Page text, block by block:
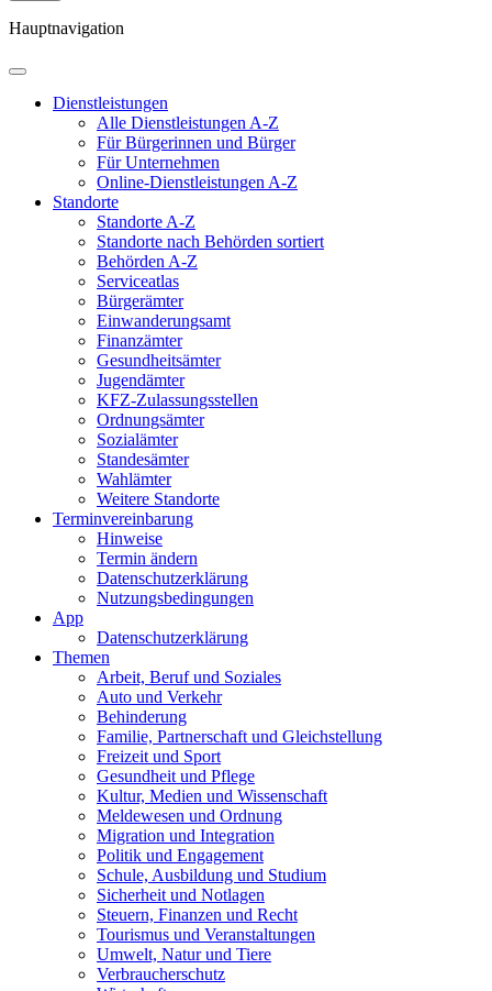
Hauptnavigation
Dienst­leistungen
Alle Dienstleistungen A-Z
Für Bürgerinnen und Bürger
Für Unternehmen
Online-Dienstleistungen A-Z
Standorte
Standorte A-Z
Standorte nach Behörden sortiert
Behörden A-Z
Serviceatlas
Bürgerämter
Einwanderungs­amt
Finanzämter
Gesundheits­ämter
Jugendämter
KFZ-Zulassungs­stellen
Ordnungsämter
Sozialämter
Standesämter
Wahlämter
Weitere Standorte
Termin­vereinbarung
Hinweise
Termin ändern
Datenschutz­erklärung
Nutzungs­bedingungen
App
Daten­schutz­erklärung
Themen
Arbeit, Beruf und Soziales
Auto und Verkehr
Behinderung
Familie, Partnerschaft und Gleichstellung
Freizeit und Sport
Gesundheit und Pflege
Kultur, Medien und Wissenschaft
Meldewesen und Ordnung
Migration und Integration
Politik und Engagement
Schule, Ausbildung und Studium
Sicherheit und Notlagen
Steuern, Finanzen und Recht
Tourismus und Veranstaltungen
Umwelt, Natur und Tiere
Verbraucher­schutz